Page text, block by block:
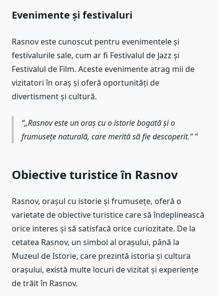
Evenimente și festivaluri
Rasnov este cunoscut pentru evenimentele și
festivalurile sale, cum ar fi Festivalul de Jazz și
Festivalul de Film. Aceste evenimente atrag mii de
vizitatori în oraș și oferă oportunități de
divertisment și cultură.
„Rasnov este un oraș cu o istorie bogată și o
frumusețe naturală, care merită să fie descoperit.”
Obiective turistice în Rasnov
Rasnov, orașul cu istorie și frumusețe, oferă o
varietate de obiective turistice care să îndeplinească
orice interes și să satisfacă orice curiozitate. De la
cetatea Rasnov, un simbol al orașului, până la
Muzeul de Istorie, care prezintă istoria și cultura
orașului, există multe locuri de vizitat și experiențe
de trăit în Rasnov.